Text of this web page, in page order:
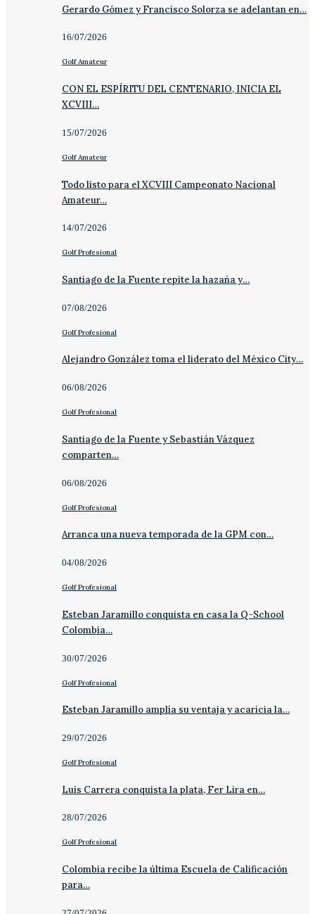
Gerardo Gómez y Francisco Solorza se adelantan en…
16/07/2026
Golf Amateur
CON EL ESPÍRITU DEL CENTENARIO, INICIA EL
XCVIII…
15/07/2026
Golf Amateur
Todo listo para el XCVIII Campeonato Nacional
Amateur…
14/07/2026
Golf Profesional
Santiago de la Fuente repite la hazaña y…
07/08/2026
Golf Profesional
Alejandro González toma el liderato del México City…
06/08/2026
Golf Profesional
Santiago de la Fuente y Sebastián Vázquez
comparten…
06/08/2026
Golf Profesional
Arranca una nueva temporada de la GPM con…
04/08/2026
Golf Profesional
Esteban Jaramillo conquista en casa la Q-School
Colombia…
30/07/2026
Golf Profesional
Esteban Jaramillo amplía su ventaja y acaricia la…
29/07/2026
Golf Profesional
Luis Carrera conquista la plata, Fer Lira en…
28/07/2026
Golf Profesional
Colombia recibe la última Escuela de Calificación
para…